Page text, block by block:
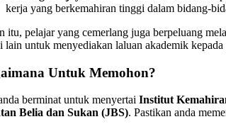
kerja yang berkemahiran tinggi dalam bidang-
itu, pelajar yang cemerlang juga berpeluang
lain untuk menyediakan laluan akademik
Untuk Memohon?
berminat untuk menyertai Institut
Belia dan Sukan (JBS). Pastikan anda